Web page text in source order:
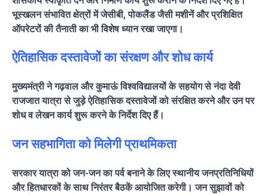
भूस्खलन संभावित क्षेत्रों में जेसीबी, पोकलैंड जैसी मशीनें और प्रशिक्षित
ऑपरेटरों की तैनाती का भी विशेष ध्यान रखा जाएगा।
ऐतिहासिक दस्तावेजों का संरक्षण और शोध कार्य
मुख्यमंत्री ने गढ़वाल और कुमाऊं विश्वविद्यालयों के सहयोग से नंदा देवी
राजजात यात्रा से जुड़े ऐतिहासिक दस्तावेजों को संरक्षित करने और उन पर
शोध व लेखन कार्य शुरू करने के निर्देश दिए हैं।
जन सहभागिता को मिलेगी प्राथमिकता
सरकार यात्रा को जन-जन का पर्व बनाने के लिए स्थानीय जनप्रतिनिधियों
और हितधारकों के साथ निरंतर बैठकें आयोजित करेगी। जन सुझावों को